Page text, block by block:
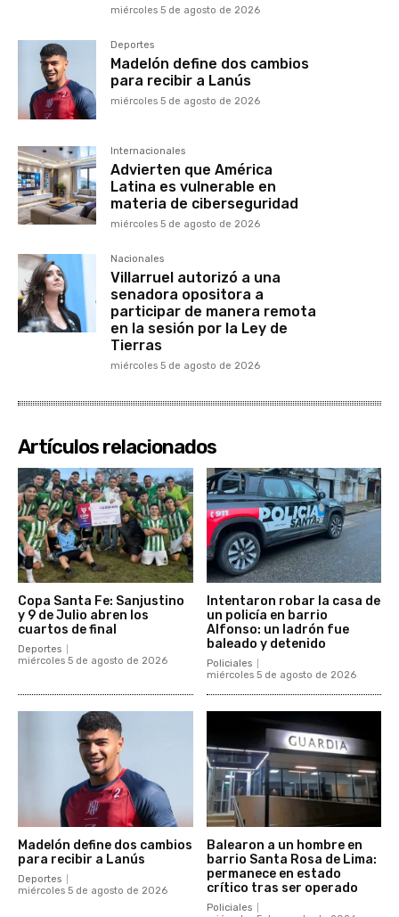
miércoles 5 de agosto de 2026
Deportes
Madelón define dos cambios
para recibir a Lanús
miércoles 5 de agosto de 2026
Internacionales
Advierten que América
Latina es vulnerable en
materia de ciberseguridad
miércoles 5 de agosto de 2026
Nacionales
Villarruel autorizó a una
senadora opositora a
participar de manera remota
en la sesión por la Ley de
Tierras
miércoles 5 de agosto de 2026
Artículos relacionados
Copa Santa Fe: Sanjustino
y 9 de Julio abren los
cuartos de final
Deportes
miércoles 5 de agosto de 2026
Intentaron robar la casa de
un policía en barrio
Alfonso: un ladrón fue
baleado y detenido
Policiales
miércoles 5 de agosto de 2026
Madelón define dos cambios
para recibir a Lanús
Deportes
miércoles 5 de agosto de 2026
Balearon a un hombre en
barrio Santa Rosa de Lima:
permanece en estado
crítico tras ser operado
Policiales